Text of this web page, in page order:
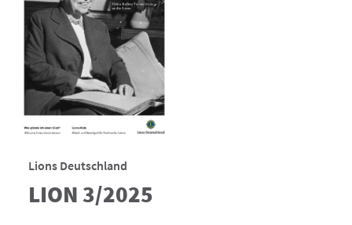
Lions Deutschland
LION 3/2025